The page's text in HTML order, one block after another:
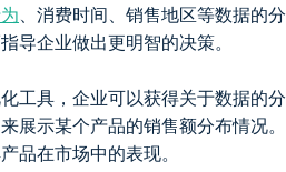
、消费时间、销售地区等数据的分
导企业做出更明智的决策。
工具，企业可以获得关于数据的分
展示某个产品的销售额分布情况。
品在市场中的表现。